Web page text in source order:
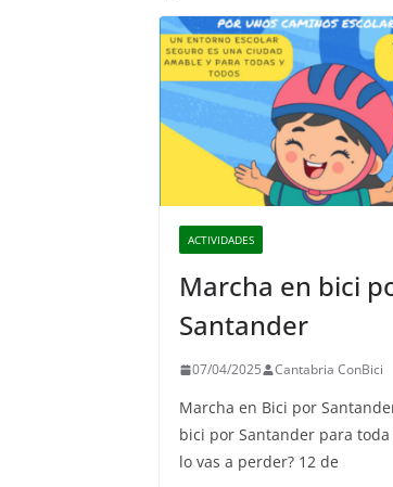
ACTIVIDADES
Marcha en bici
Santander
07/04/2025 Cantabria ConBici
Marcha en Bici por
bici por Santander para toda
lo vas a perder? 12 de